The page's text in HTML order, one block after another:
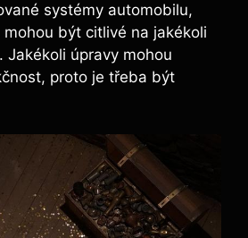
systémy automobilu,
být citlivé na jakékoli
Jakékoli úpravy mohou
proto je třeba být